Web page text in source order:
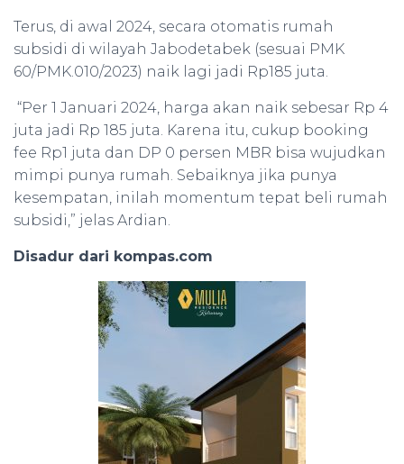
Terus, di awal 2024, secara otomatis rumah
subsidi di wilayah Jabodetabek (sesuai PMK
60/PMK.010/2023) naik lagi jadi Rp185 juta.
“Per 1 Januari 2024, harga akan naik sebesar Rp 4
juta jadi Rp 185 juta. Karena itu, cukup booking
fee Rp1 juta dan DP 0 persen MBR bisa wujudkan
mimpi punya rumah. Sebaiknya jika punya
kesempatan, inilah momentum tepat beli rumah
subsidi,” jelas Ardian.
Disadur dari kompas.com